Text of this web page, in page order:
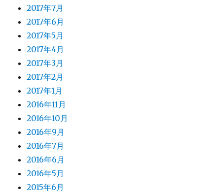
2017年7月
2017年6月
2017年5月
2017年4月
2017年3月
2017年2月
2017年1月
2016年11月
2016年10月
2016年9月
2016年7月
2016年6月
2016年5月
2015年6月